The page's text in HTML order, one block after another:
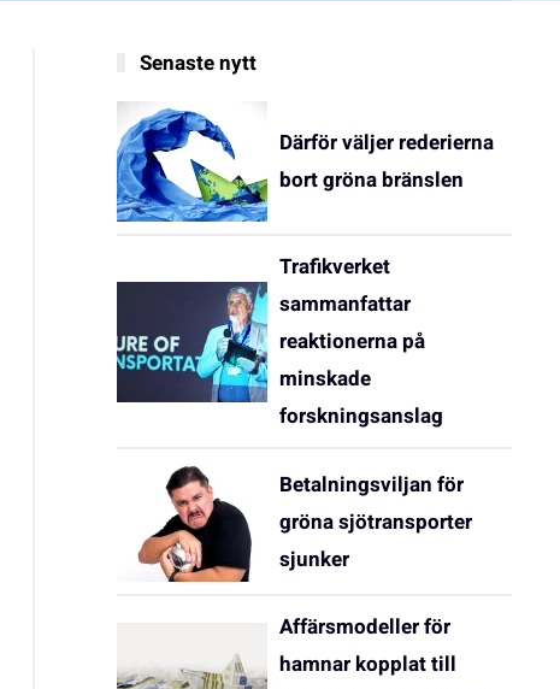
Senaste nytt
Därför väljer rederierna
bort gröna bränslen
Trafikverket
sammanfattar
reaktionerna på
minskade
forskningsanslag
Betalningsviljan för
gröna sjötransporter
sjunker
Affärsmodeller för
hamnar kopplat till